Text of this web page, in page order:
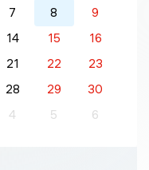
7 8
9
14 15
16
21 22
23
28 29
30
4 5 6